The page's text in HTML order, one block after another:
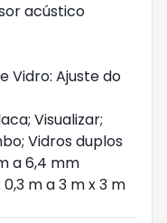
acústico
Vidro: Ajuste do
Visualizar;
Vidros duplos
a 6,4 mm
m a 3 m x 3 m